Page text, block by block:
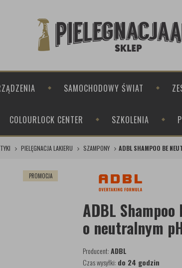
SAMOCHODOWY ŚWIAT
COLOURLOCK CENTER SZKOLENIA
PIELĘGNACJA LAKIERU SZAMPONY ADBL SHAMPOO BE
PROMOCJA
ADBL
o neutralnym
Producent:ADBL
Czas wysyłki: do 24 godzin